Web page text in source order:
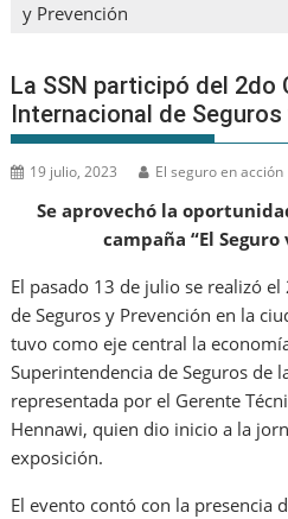
y Prevención
La SSN participó del 2do
Internacional de Seguros
19 julio, 2023 El seguro en acción
Se aprovechó la
campaña “El
El pasado 13 de julio se realizó
de Seguros y Prevención en la
tuvo como eje central la
Superintendencia de Seguros de
representada por el Gerente
Hennawi, quien dio inicio a la
exposición.
El evento contó con la presencia